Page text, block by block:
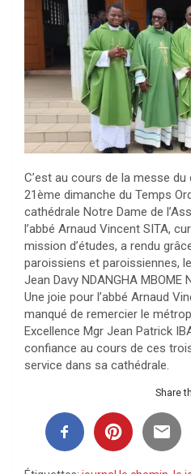
C’est au cours de la messe
21ème dimanche du Temps
cathédrale Notre Dame de
l’abbé Arnaud Vincent SITA,
mission d’études, a rendu
paroissiens et paroissiennes,
Jean Davy NDANGHA MBOME
Une joie pour l’abbé Arnaud
manqué de remercier le
Excellence Mgr Jean Patrick
confiance au cours de ces
service dans sa cathédrale.
Share